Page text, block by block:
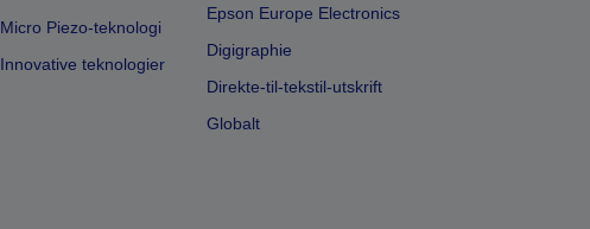
Micro Piezo-teknologi
Innovative teknologier
Epson Europe Electronics
Digigraphie
Direkte-til-tekstil-utskrift
Globalt